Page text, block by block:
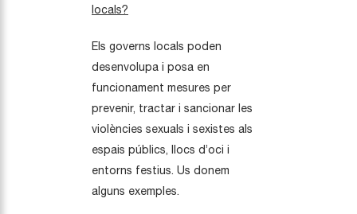
locals?
Els governs locals poden
desenvolupa i posa en
funcionament mesures per
prevenir, tractar i sancionar les
violències sexuals i sexistes als
espais públics, llocs d’oci i
entorns festius. Us donem
alguns exemples.